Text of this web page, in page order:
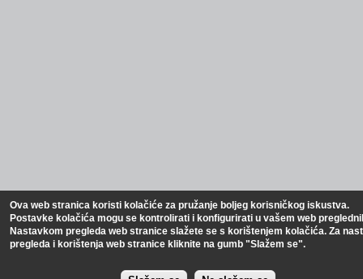
Ova web stranica koristi kolačiće za pružanje boljeg korisničkog iskustva.
Postavke kolačića mogu se kontrolirati i konfigurirati u vašem web
Nastavkom pregleda web stranice slažete se s korištenjem kolačića. Za
pregleda i korištenja web stranice kliknite na gumb "Slažem se".